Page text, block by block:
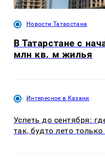
Новости Татарстана
В Татарстане с
млн кв. м жилья
Интересное в Казани
Успеть до сентября:
так, будто лето